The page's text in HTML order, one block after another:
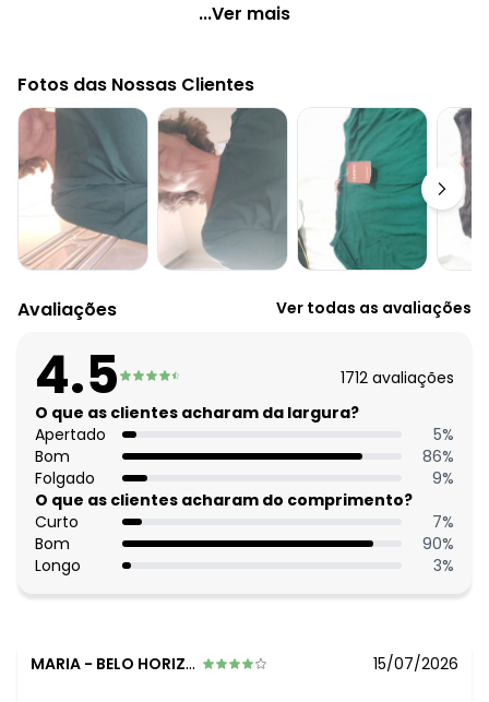
Quintess - Blusa Preta com Mangas 3/4
Modelagem: Solto
Comprimento da manga: 3/4
Decote frente: Canoa
Observação: Barra mullet
Tecido: Malha
Composição: Conforme imagem etiqueta
...Ver mais
Fotos das Nossas Clientes
Avaliações Ver todas as avaliações
4.5 1712 avaliações
O que as clientes acharam da largura?
Apertado
5%
Bom
86%
Folgado
9%
O que as clientes acharam do comprimento?
Curto
7%
Bom
90%
Longo
3%
MARIA - BELO HORIZONTE - MG 15/07/2026